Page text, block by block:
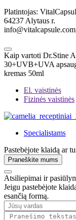
Platintojas:
64237 Alytaus r.
Kaip vartoti Dr.Stine
30+UVB+UVA
kremas 50ml
El. vaistinės
Fizinės vaistinės
Specialistams
Pastebėjote klaidą ar
Praneškite mums
Atsiliepimai ir
Jeigu pastebėjote
esančią formą.